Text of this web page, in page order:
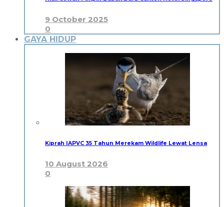
9 October 2025
0
GAYA HIDUP
Kiprah IAPVC 35 Tahun Merekam Wildlife Lewat Lensa
10 August 2026
0